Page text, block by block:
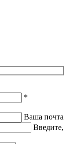
*
Ваша почта
Введите,